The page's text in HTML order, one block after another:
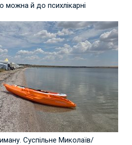
можна й до психлікарні
Суспільне Миколаїв/